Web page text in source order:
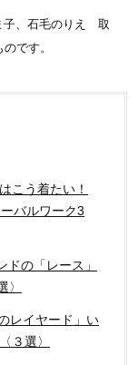
子、石毛のりえ 取
です。
こう着たい！
バルワーク3
ドの「レース」
〉
レイヤード」い
３選〉